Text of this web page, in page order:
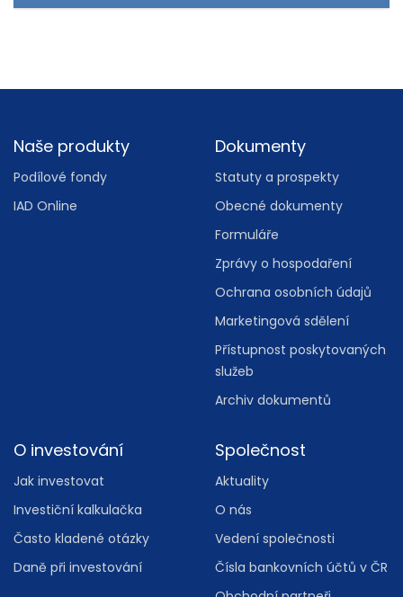
Footer
Naše produkty
Podílové fondy
IAD Online
Dokumenty
Statuty a prospekty
Obecné dokumenty
Formuláře
Zprávy o hospodaření
Ochrana osobních údajů
Marketingová sdělení
Přístupnost poskytovaných
služeb
Archiv dokumentů
O investování
Jak investovat
Investiční kalkulačka
Často kladené otázky
Daně při investování
Společnost
Aktuality
O nás
Vedení společnosti
Čísla bankovních účtů v ČR